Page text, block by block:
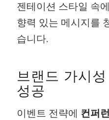
젠테이션 스타일 속
향력 있는 메시지를
습니다.
브랜드 가시
성공
이벤트 전략에 컨퍼